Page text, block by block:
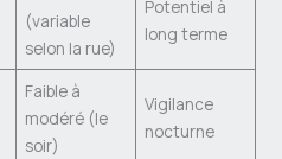
(variable
selon la rue)
Potentiel à
long terme
Faible à
modéré (le
soir)
Vigilance
nocturne